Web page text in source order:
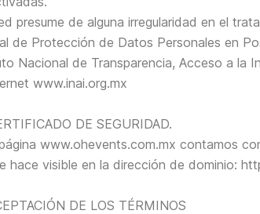
presume de alguna irregularidad en el
de Protección de Datos Personales en
Nacional de Transparencia, Acceso a la
www.inai.org.mx
DE SEGURIDAD.
www.ohevents.com.mx contamos
hace visible en la dirección de dominio:
DE LOS TÉRMINOS